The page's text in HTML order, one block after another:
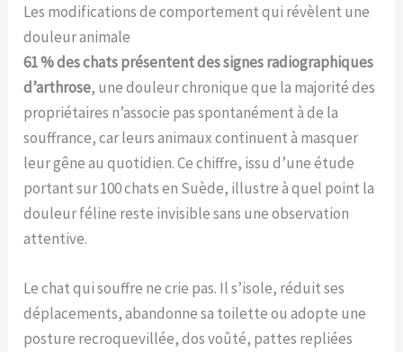
Les modifications de comportement qui révèlent une
douleur animale
61 % des chats présentent des signes radiographiques
d’arthrose, une douleur chronique que la majorité des
propriétaires n’associe pas spontanément à de la
souffrance, car leurs animaux continuent à masquer
leur gêne au quotidien. Ce chiffre, issu d’une étude
portant sur 100 chats en Suède, illustre à quel point la
douleur féline reste invisible sans une observation
attentive.
Le chat qui souffre ne crie pas. Il s’isole, réduit ses
déplacements, abandonne sa toilette ou adopte une
posture recroquevillée, dos voûté, pattes repliées